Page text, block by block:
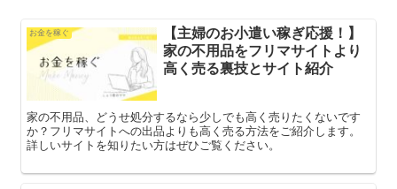
お金を稼ぐ
【主婦のお小遣い稼ぎ応援！】
家の不用品をフリマサイトより
高く売る裏技とサイト紹介
家の不用品、どうせ処分するなら少しでも高く売りたくないです
か？フリマサイトへの出品よりも高く売る方法をご紹介します。
詳しいサイトを知りたい方はぜひご覧ください。